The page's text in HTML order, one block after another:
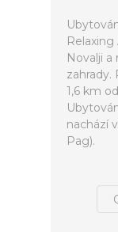
Novalji a
zahrady.
1,6 km
nachází
Pag).